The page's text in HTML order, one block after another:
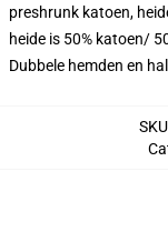
preshrunk katoen,
heide is 50% katoen/
Dubbele hemden en
SKU